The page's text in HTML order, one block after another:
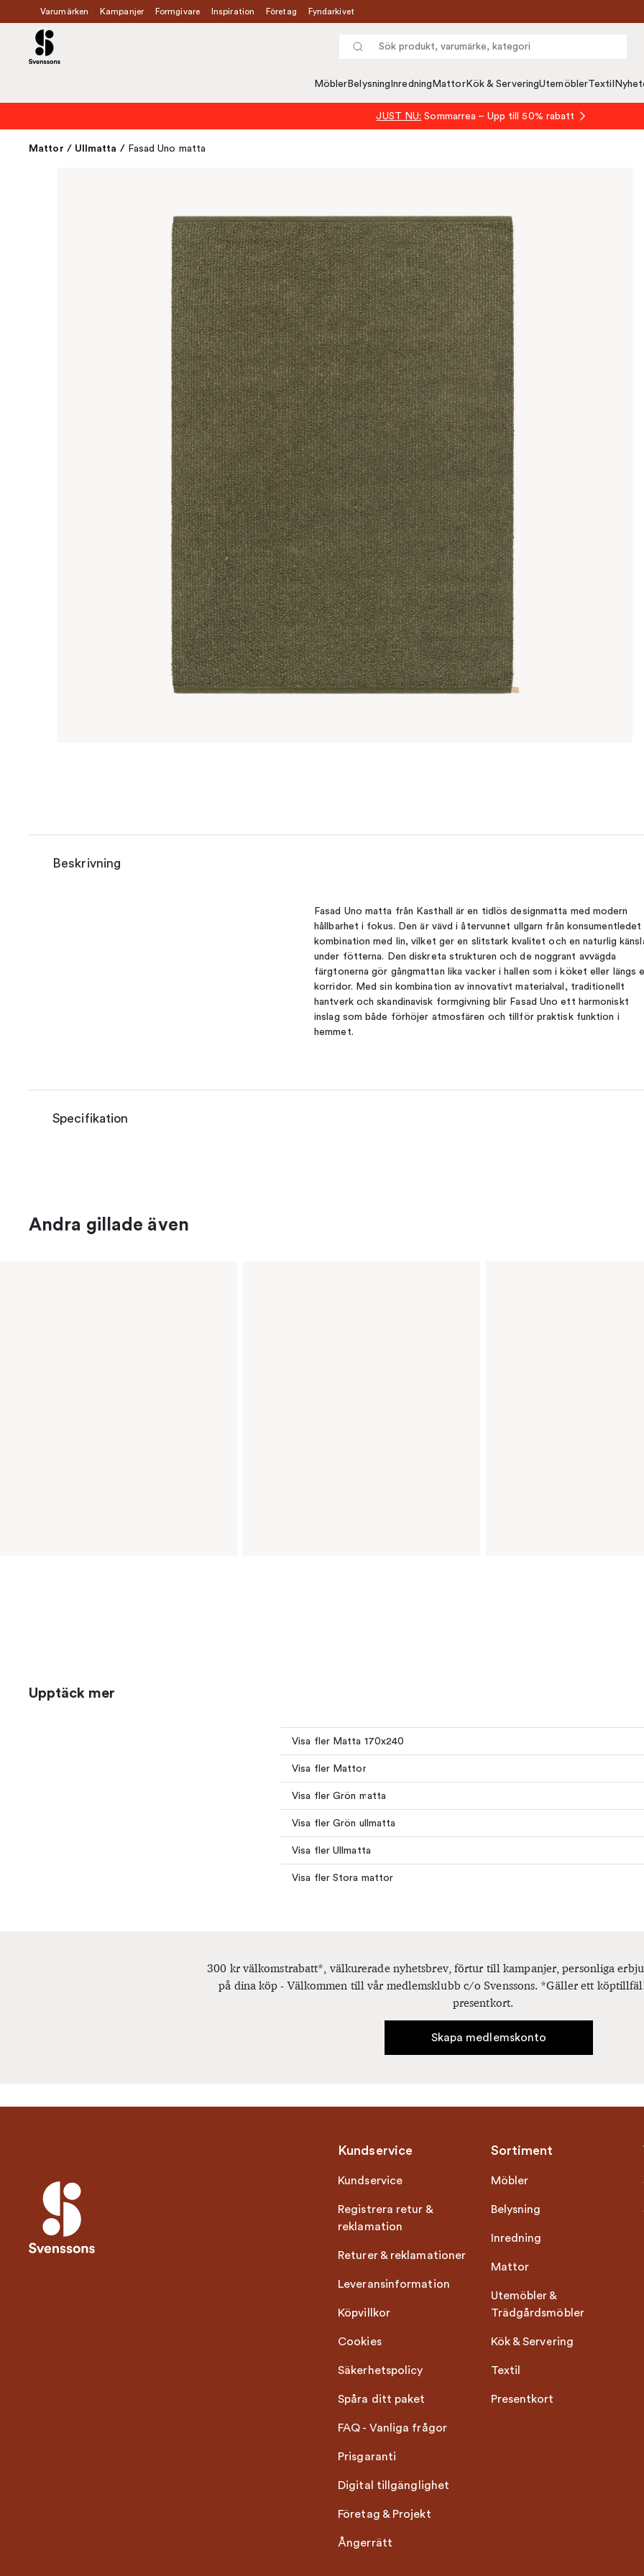
Varumärken Kampanjer Formgivare Inspiration Företag Fyndarkivet
Möbler Belysning Inredning MattorKök & ServeringUtemöblerTextil
JUST NU: Sommarrea – Upp till 50% rabatt
Mattor / Ullmatta / Fasad Uno matta
Beskrivning
Fasad Uno matta från Kasthall är en tidlös designmatta med modern
hållbarhet i fokus. Den är vävd i återvunnet ullgarn från konsumentledet
kombination med lin, vilket ger en slitstark kvalitet och en naturlig
under fötterna. Den diskreta strukturen och de noggrant avvägda
färgtonerna gör gångmattan lika vacker i hallen som i köket eller längs
korridor. Med sin kombination av innovativt materialval, traditionellt
hantverk och skandinavisk formgivning blir Fasad Uno ett harmoniskt
inslag som både förhöjer atmosfären och tillför praktisk funktion i
hemmet.
Specifikation
Andra gillade även
Upptäck mer
Visa fler Matta 170x240
Visa fler Mattor
Visa fler Grön matta
Visa fler Grön ullmatta
Visa fler Ullmatta
Visa fler Stora mattor
300 kr välkomstrabatt*, välkurerade nyhetsbrev, förtur till kampanjer, personliga
på dina köp - Välkommen till vår medlemsklubb c/o Svenssons. *Gäller ett
presentkort.
Skapa medlemskonto
Kundservice
Kundservice
Registrera retur &
reklamation
Returer & reklamationer
Leveransinformation
Köpvillkor
Cookies
Säkerhetspolicy
Spåra ditt paket
FAQ - Vanliga frågor
Prisgaranti
Digital tillgänglighet
Företag & Projekt
Ångerrätt
Sortiment
Möbler
Belysning
Inredning
Mattor
Utemöbler &
Trädgårdsmöbler
Kök & Servering
Textil
Presentkort